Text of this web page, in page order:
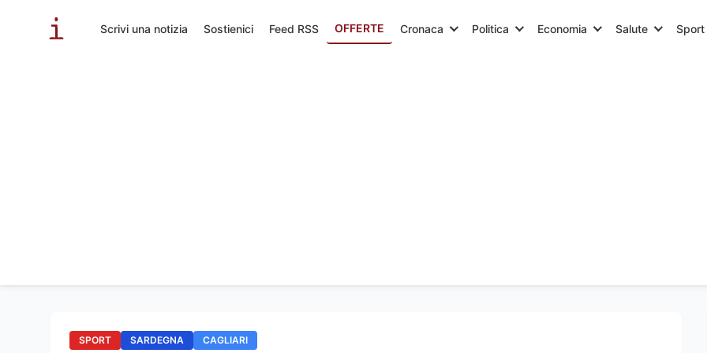
Scrivi una notizia Sostienici Feed RSS OFFERTE Cronaca Politica Economia Salute Sport
SPORT SARDEGNA CAGLIARI